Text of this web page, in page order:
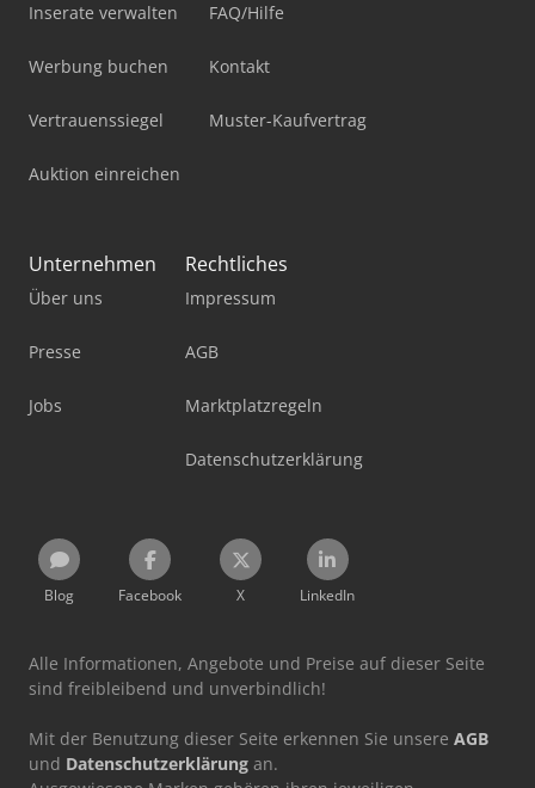
Inserate verwalten
Werbung buchen
Vertrauenssiegel
Auktion einreichen
FAQ/Hilfe
Kontakt
Muster-Kaufvertrag
Unternehmen
Über uns
Presse
Jobs
Rechtliches
Impressum
AGB
Marktplatzregeln
Datenschutzerklärung
Blog Facebook X LinkedIn
Alle Informationen, Angebote und Preise auf dieser Seite
sind freibleibend und unverbindlich!
Mit der Benutzung dieser Seite erkennen Sie unsere AGB
und Datenschutzerklärung an.